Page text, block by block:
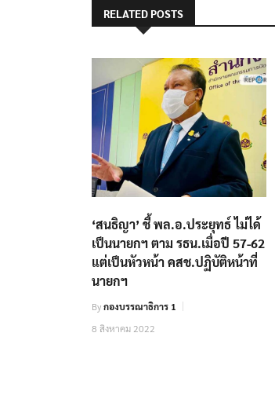
RELATED POSTS
‘สนธิญา’ ชี้ พล.อ.ประยุทธ์ ไม่ได้
เป็นนายกฯ ตาม รธน.เมื่อปี 57-62
แต่เป็นหัวหน้า คสช.ปฏิบัติหน้าที่
นายกฯ
Byกองบรรณาธิการ 1
8 สิงหาคม 2022